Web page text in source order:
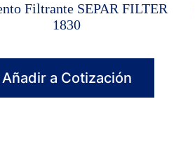
Filtrante SEPAR FILTER
1830
Añadir a Cotización